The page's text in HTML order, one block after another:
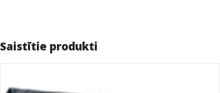
Saistītie produkti